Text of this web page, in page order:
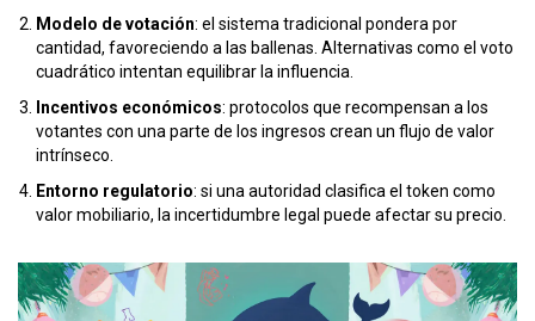
Modelo de votación: el sistema tradicional pondera por
cantidad, favoreciendo a las ballenas . Alternativas como el voto
cuadrático intentan equilibrar la influencia.
Incentivos económicos: protocolos que recompensan a los
votantes con una parte de los ingresos crean un flujo de valor
intrínseco.
Entorno regulatorio: si una autoridad clasifica el token como
valor mobiliario, la incertidumbre legal puede afectar su precio.